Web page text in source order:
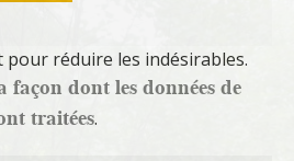
pour réduire les indésirables.
dont les données de
traitées.